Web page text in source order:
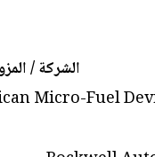
الشركة /
Micro-Fuel